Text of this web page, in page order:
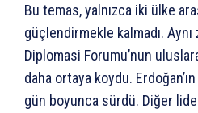
Bu temas, yalnızca iki ülke
güçlendirmekle kalmadı.
Diplomasi Forumu’nun
daha ortaya koydu.
gün boyunca sürdü. Diğer